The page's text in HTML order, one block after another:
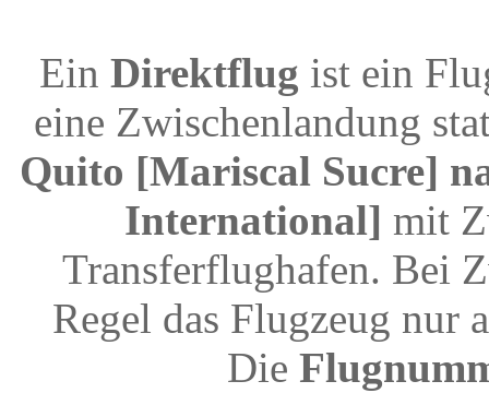
Ein Direktflug ist ein
eine Zwischenlandung
Quito [Mariscal Sucre]
International] mit
Transferflughafen. Bei
Regel das Flugzeug nur
Die